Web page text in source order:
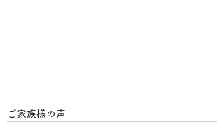
ご家族様の声